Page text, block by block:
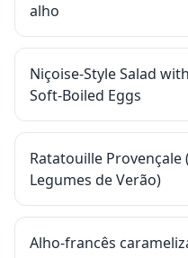
alho
Niçoise-Style Salad
Soft-Boiled Eggs
Ratatouille Provençale
Legumes de Verão)
Alho-francês